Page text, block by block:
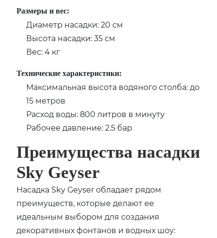
Размеры и вес:
Диаметр насадки: 20 см
Высота насадки: 35 см
Вес: 4 кг
Технические характеристики:
Максимальная высота водяного столба: до
15 метров
Расход воды: 800 литров в минуту
Рабочее давление: 2.5 бар
Преимущества насадки
Sky Geyser
Насадка Sky Geyser обладает рядом
преимуществ, которые делают ее
идеальным выбором для создания
декоративных фонтанов и водных шоу: